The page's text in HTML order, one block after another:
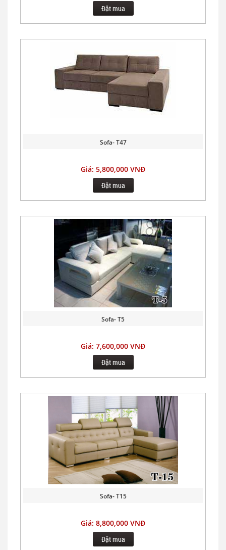
Đặt mua
Sofa- T47
Giá: 5,800,000 VNĐ
Đặt mua
Sofa- T5
Giá: 7,600,000 VNĐ
Đặt mua
Sofa- T15
Giá: 8,800,000 VNĐ
Đặt mua